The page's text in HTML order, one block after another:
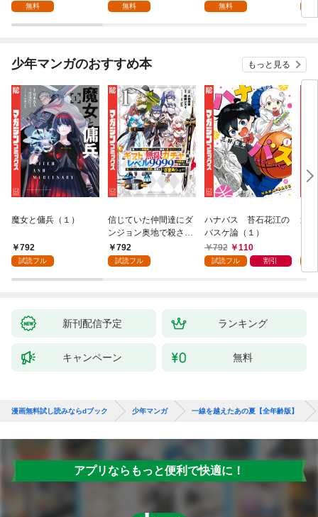
無料 無料 無料
少年マンガのおすすめ本 もっと見る
魔女と傭兵（１）
792
試読フル
信じていた仲間達にダ
ンジョン奥地で殺され
かけたがギフト『無限
ガチャ』でレベル９９
（１）
792
試読フル
ハナバス 苔石花江の
バスケ論（１）
792
110
試読フル 割引
追
強
～
新刊配信予定 ランキング
キャンペーン 無料
漫画無料試し読みならdブック 少年マンガ 一線を越えたあの夏【全年齢版】
アプリならもっと便利で快適に！